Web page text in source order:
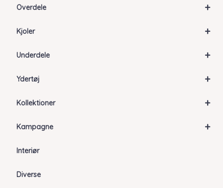
+
Overdele
+
Kjoler
+
Underdele
+
Ydertøj
+
Kollektioner
+
Kampagne
Interiør
Diverse